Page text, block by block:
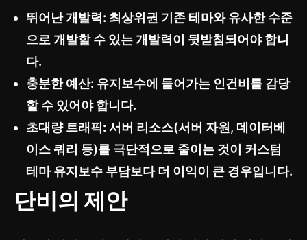
뛰어난 개발력: 최상위권 기존 테마와 유사한 수준
으로 개발할 수 있는 개발력이 뒷받침되어야 합니
다.
충분한 예산: 유지보수에 들어가는 인건비를 감당
할 수 있어야 합니다.
초대량 트래픽: 서버 리소스(서버 자원, 데이터베
이스 쿼리 등)를 극단적으로 줄이는 것이 커스텀
테마 유지보수 부담보다 더 이익이 큰 경우입니다.
단비의 제안